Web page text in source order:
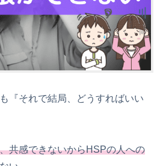
『それで結局、どうすればいい
共感できないからHSPの人への